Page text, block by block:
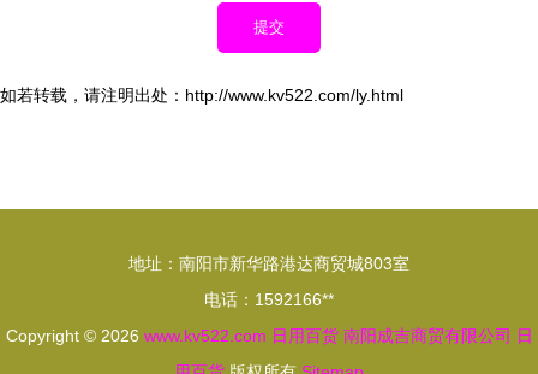
如若转载，请注明出处：http://www.kv522.com/ly.html
地址：南阳市新华路港达商贸城803室
电话：1592166**
Copyright © 2026 www.kv522.com 日用百货 南阳成吉商贸有限公司 日